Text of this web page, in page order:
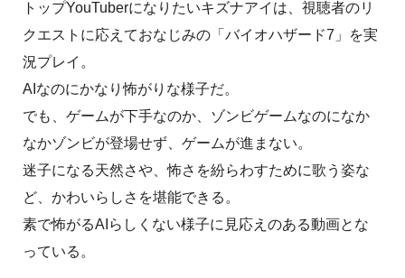
トップYouTuberになりたいキズナアイは、視聴者のリ
クエストに応えておなじみの「バイオハザード7」を実
況プレイ。
AIなのにかなり怖がりな様子だ。
でも、ゲームが下手なのか、ゾンビゲームなのになか
なかゾンビが登場せず、ゲームが進まない。
迷子になる天然さや、怖さを紛らわすために歌う姿な
ど、かわいらしさを堪能できる。
素で怖がるAIらしくない様子に見応えのある動画とな
っている。